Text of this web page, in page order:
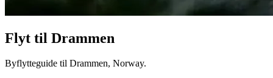
Flyt til Drammen
Byflytteguide til Drammen, Norway.